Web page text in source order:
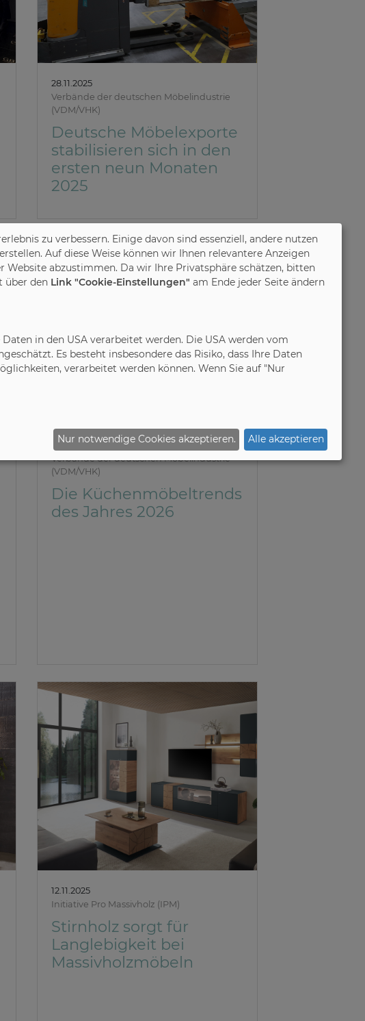
28.11.2025
Verbände der deutschen Möbelindustrie
(VDM/VHK)
Deutsche Möbelexporte
stabilisieren sich in den
ersten neun Monaten
2025
18.11.2025
Verbände der deutschen Möbelindustrie
(VDM/VHK)
Die Küchenmöbeltrends
des Jahres 2026
12.11.2025
Initiative Pro Massivholz (IPM)
Stirnholz sorgt für
Langlebigkeit bei
Massivholzmöbeln
zu verbessern. Einige davon sind essenziell, andere nutzen
Auf diese Weise können wir Ihnen relevantere Anzeigen
abzustimmen. Da wir Ihre Privatsphäre schätzen, bitten
über den Link "Cookie-Einstellungen" am Ende jeder Seite ändern
in den USA verarbeitet werden. Die USA werden vom
Es besteht insbesondere das Risiko, dass Ihre Daten
verarbeitet werden können. Wenn Sie auf "Nur
Nur notwendige Cookies akzeptieren. Alle akzeptieren